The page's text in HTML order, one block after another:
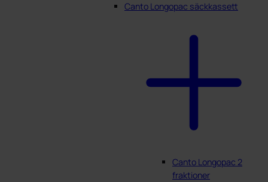
Canto Longopac säckkassett
Canto Longopac 2
fraktioner